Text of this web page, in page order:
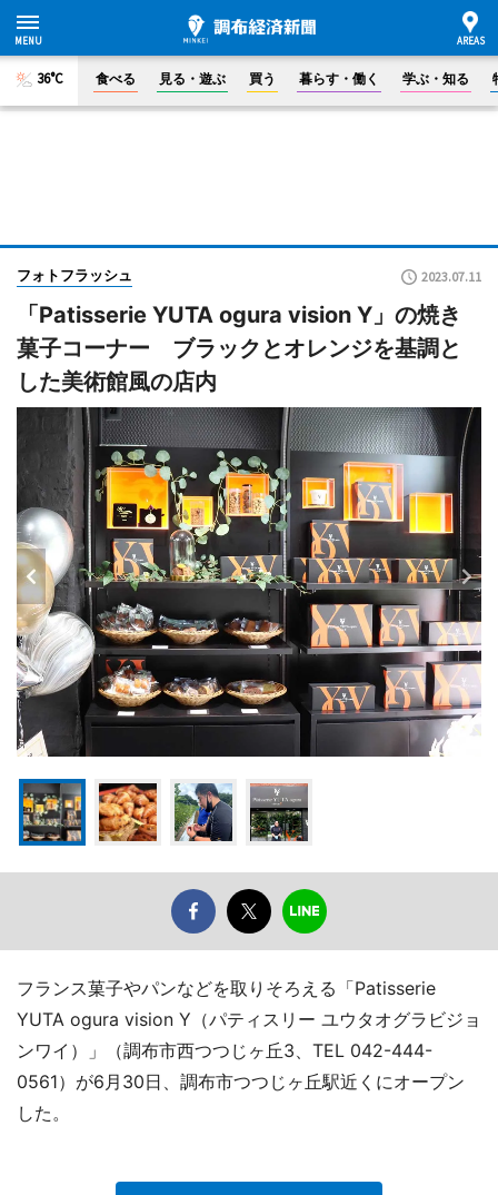
36°C 食べる 見る・遊ぶ 買う 暮らす・働く 学ぶ・知る
フォトフラッシュ 2023.07.11
「Patisserie YUTA ogura vision Y」の焼き
菓子コーナー ブラックとオレンジを基調と
した美術館風の店内
フランス菓子やパンなどを取りそろえる「Patisserie
YUTA ogura vision Y（パティスリー ユウタオグラビジョ
ンワイ）」（調布市西つつじヶ丘3、TEL 042-444-
0561）が6月30日、調布市つつじヶ丘駅近くにオープン
した。